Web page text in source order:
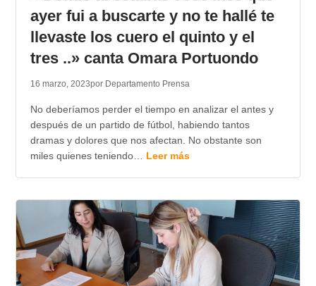
ayer fui a buscarte y no te hallé te
llevaste los cuero el quinto y el
tres ..» canta Omara Portuondo
16 marzo, 2023por Departamento Prensa
No deberíamos perder el tiempo en analizar el antes y
después de un partido de fútbol, habiendo tantos
dramas y dolores que nos afectan. No obstante son
miles quienes teniendo… Leer más